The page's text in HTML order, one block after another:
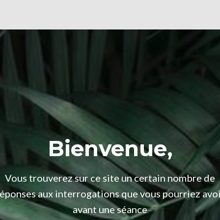
Bienvenue,
Vous trouverez sur ce site un certain nombre de
aux interrogations que vous pourriez
avant une séance